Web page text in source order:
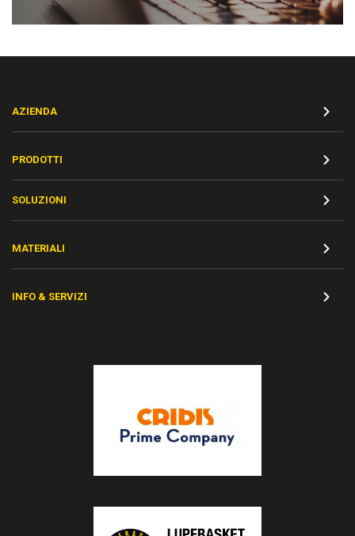
AZIENDA
PRODOTTI
SOLUZIONI
MATERIALI
INFO & SERVIZI